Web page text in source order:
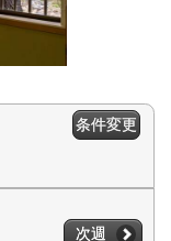
条件変更
次週